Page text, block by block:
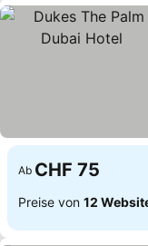
Ab CHF 75
Preise von 12